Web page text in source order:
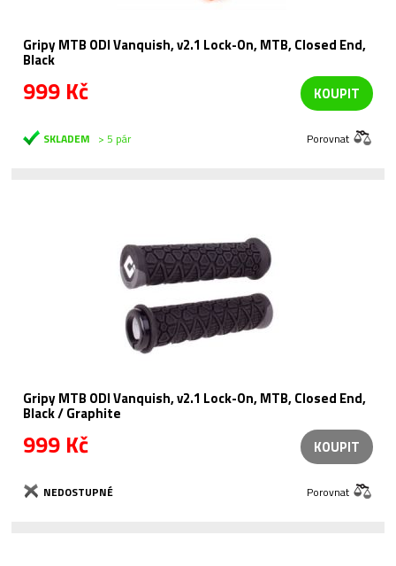
Gripy MTB ODI Vanquish, v2.1 Lock-On, MTB, Closed End,
Black
999 Kč KOUPIT
SKLADEM > 5 pár Porovnat
Gripy MTB ODI Vanquish, v2.1 Lock-On, MTB, Closed End,
Black / Graphite
999 Kč KOUPIT
NEDOSTUPNÉ Porovnat